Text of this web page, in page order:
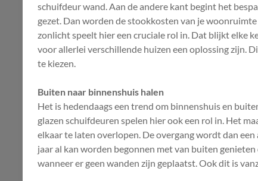
schuifdeur wand. Aan de andere kant begint het
gezet. Dan worden de stookkosten van je
zonlicht speelt hier een cruciale rol in. Dat blijkt elke
voor allerlei verschillende huizen een oplossing zijn.
te kiezen.
Buiten naar binnenshuis halen
Het is hedendaags een trend om binnenshuis en
glazen schuifdeuren spelen hier ook een rol in. Het
elkaar te laten overlopen. De overgang wordt dan
jaar al kan worden begonnen met van buiten
wanneer er geen wanden zijn geplaatst. Ook dit is